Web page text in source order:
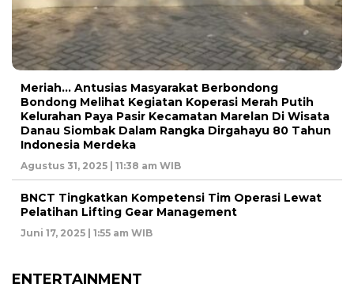
Meriah… Antusias Masyarakat Berbondong
Bondong Melihat Kegiatan Koperasi Merah Putih
Kelurahan Paya Pasir Kecamatan Marelan Di Wisata
Danau Siombak Dalam Rangka Dirgahayu 80 Tahun
Indonesia Merdeka
Agustus 31, 2025 | 11:38 am WIB
BNCT Tingkatkan Kompetensi Tim Operasi Lewat
Pelatihan Lifting Gear Management
Juni 17, 2025 | 1:55 am WIB
ENTERTAINMENT